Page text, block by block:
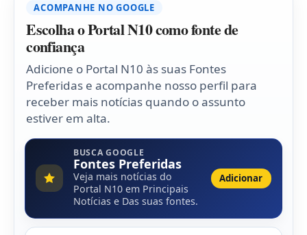
ACOMPANHE NO GOOGLE
Escolha o Portal N10 como fonte de
confiança
Adicione o Portal N10 às suas Fontes
Preferidas e acompanhe nosso perfil para
receber mais notícias quando o assunto
estiver em alta.
BUSCA GOOGLE
Fontes Preferidas
Veja mais notícias do
Portal N10 em Principais
Notícias e Das suas fontes.
Adicionar